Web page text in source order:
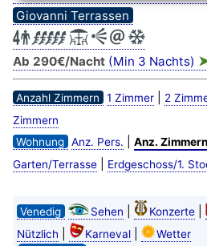
Giovanni Terrassen
Ab 290€/Nacht(Min 3 Nachts)
Anzahl Zimmern 1 Zimmer| 2
Zimmern
Wohnung Anz. Pers. Anz. Zimmern
Garten/Terrasse| Erdgeschoss/1.
Venedig Sehen Konzerte|
Nützlich Karneval| Wetter